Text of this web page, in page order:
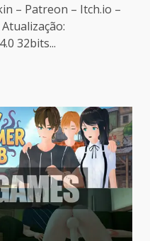
– Patreon – Itch.io –
32bits...